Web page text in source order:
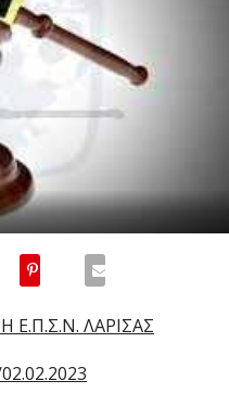
Ε.Π.Σ.Ν. ΛΑΡΙΣΑΣ